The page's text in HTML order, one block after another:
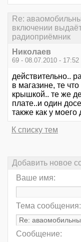
Re:
включении
радиоприёмник
Николаев
69 - 08.07.2010 - 17:52
действительно..
в магазине, те
крышкой.. те же
плате..и один
также как у моего
К списку тем
Добавить новое
Ваше имя:
Тема сообщения:
Сообщение: